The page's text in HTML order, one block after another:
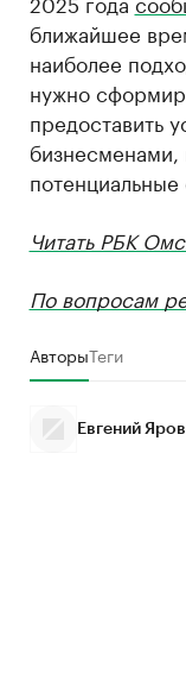
ближайшее
наиболее
нужно
предоставить
бизнесменами,
Читать РБК
По вопросам
АвторыТеги
Евгений